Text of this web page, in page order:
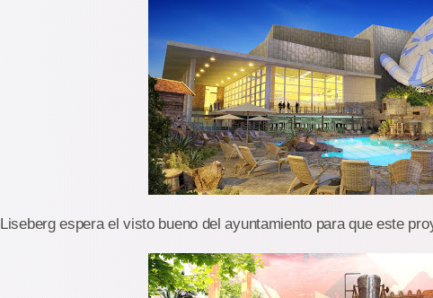
Liseberg espera el visto bueno del ayuntamiento para que este